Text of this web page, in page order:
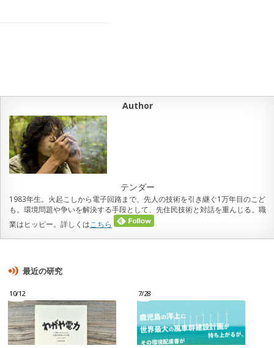
Author
テンダー
1983年生。火起こしから電子回路まで、先人の技術を引き継ぐ1万年目のこど
も。環境問題や争いを解決する手段として、先住民技術と対話を重んじる。職
業はヒッピー。詳しくは こちら
最近の研究
10/12 7/28